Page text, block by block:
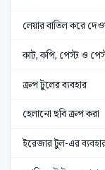
লেয়ার বাতিল করে
কাট, কপি, পেস্ট ও
ক্রপ টুলের ব্যবহার
হেলানো ছবি ক্রপ করা
ইরেজার টুল-এর